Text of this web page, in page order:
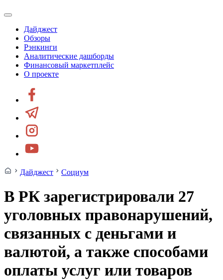
Дайджест
Обзоры
Рэнкинги
Аналитические дашборды
Финансовый маркетплейс
О проекте
Дайджест Социум
В РК зарегистрировали 27
уголовных правонарушений,
связанных с деньгами и
валютой, а также способами
оплаты услуг или товаров